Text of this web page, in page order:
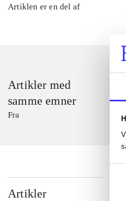
Artiklen er en del af
Artikler med
samme emner
Fra
Artikler